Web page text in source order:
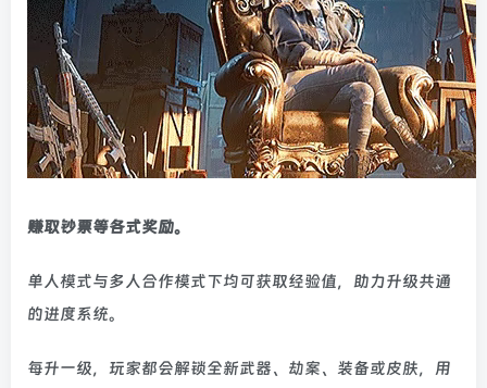
赚取钞票等各式奖励。
单人模式与多人合作模式下均可获取经验值，助力升级共通
的进度系统。
每升一级，玩家都会解锁全新武器、劫案、装备或皮肤，用